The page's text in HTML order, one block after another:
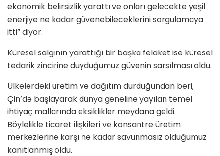
ekonomik belirsizlik yarattı ve onları gelecekte yeşil
enerjiye ne kadar güvenebileceklerini sorgulamaya
itti” diyor.
Küresel salgının yarattığı bir başka felaket ise küresel
tedarik zincirine duyduğumuz güvenin sarsılması oldu.
Ülkelerdeki üretim ve dağıtım durduğundan beri,
Çin’de başlayarak dünya geneline yayılan temel
ihtiyaç mallarında eksiklikler meydana geldi.
Böylelikle ticaret ilişkileri ve konsantre üretim
merkezlerine karşı ne kadar savunmasız olduğumuz
kanıtlanmış oldu.